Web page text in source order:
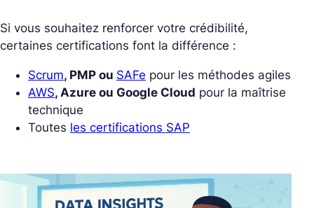
Si vous souhaitez renforcer votre crédibilité,
certaines certifications font la différence :
Scrum, PMP ou SAFe pour les méthodes agiles
AWS, Azure ou Google Cloud pour la maîtrise
technique
Toutes les certifications SAP